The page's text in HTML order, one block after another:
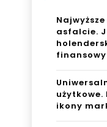
asfalcie.
użytkowe.
ikony